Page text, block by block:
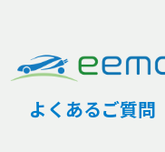
よくあるご質問